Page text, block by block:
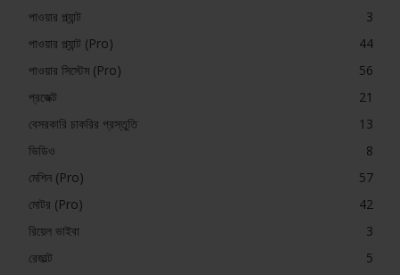
পাওয়ার প্ল্যান্ট
3
পাওয়ার প্ল্যান্ট (Pro)
44
পাওয়ার সিস্টেম (Pro)
56
প্রজেক্ট
21
বেসরকারি চাকরির প্রস্তুতি
13
ভিডিও
8
মেশিন (Pro)
57
মোটর (Pro)
42
রিয়েল ভাইবা
3
রেজাল্ট
5